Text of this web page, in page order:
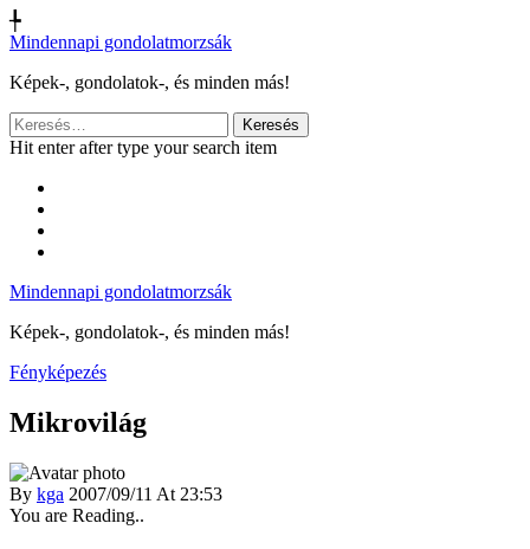
╄
Mindennapi gondolatmorzsák
Képek-, gondolatok-, és minden más!
Keresés:
Hit enter after type your search item
Mindennapi gondolatmorzsák
Képek-, gondolatok-, és minden más!
Fényképezés
Mikrovilág
By kga 2007/09/11 At 23:53
You are Reading..